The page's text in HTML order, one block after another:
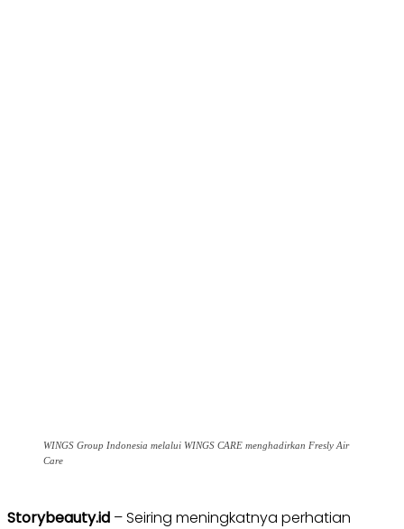
WINGS Group Indonesia melalui WINGS CARE menghadirkan Fresly Air
Care
Storybeauty.id – Seiring meningkatnya perhatian